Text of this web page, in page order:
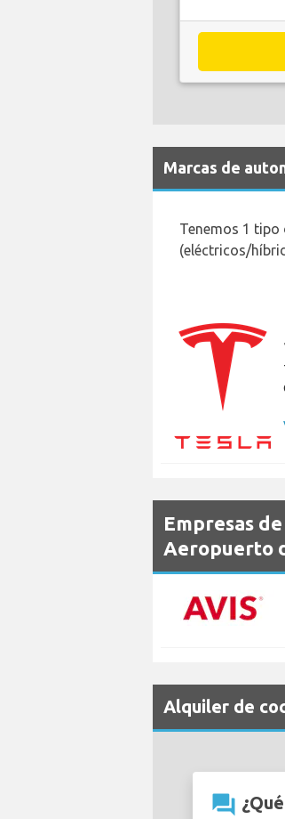
Marcas de
Tenemos 1 tipo
(eléctricos/
Empresas
Aeropuerto
Alquiler de
question_answer